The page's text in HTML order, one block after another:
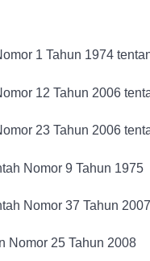
1 Tahun 1974
12 Tahun 2006
23 Tahun 2006
Nomor 9 Tahun 1975
Nomor 37 Tahun 2007
Nomor 25 Tahun 2008